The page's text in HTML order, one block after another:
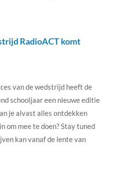
RadioACT komt
van de wedstrijd heeft de
schooljaar een nieuwe editie
je alvast alles ontdekken
om mee te doen? Stay tuned
kan vanaf de lente van